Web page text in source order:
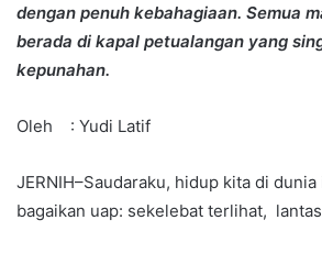
dengan penuh kebahagiaan. Semua
berada di kapal petualangan yang
kepunahan.
Oleh : Yudi Latif
JERNIH–Saudaraku, hidup kita di
bagaikan uap: sekelebat terlihat,